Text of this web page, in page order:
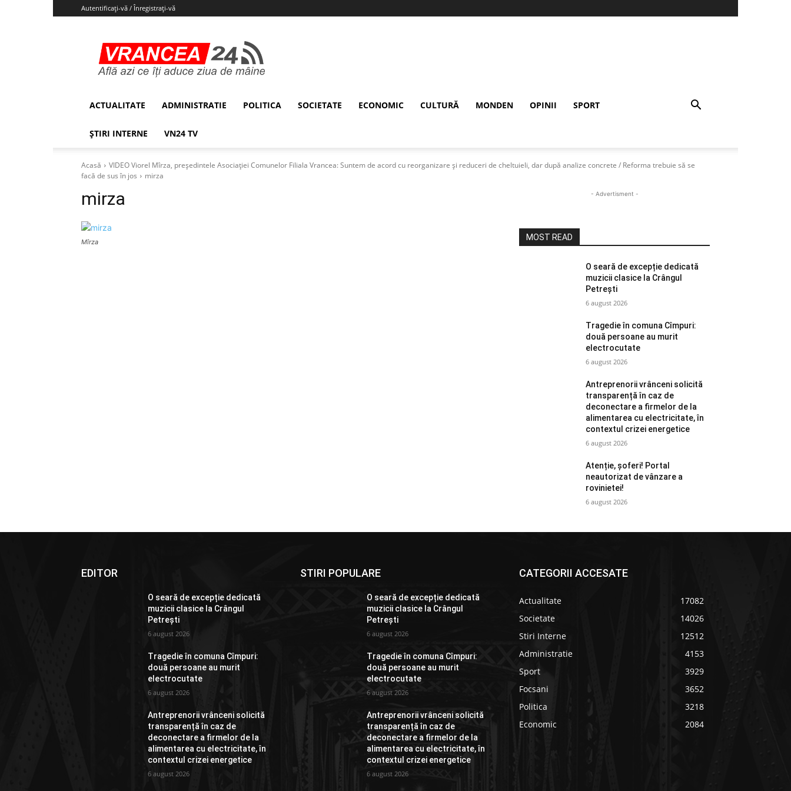
Autentificați-vă / Înregistrați-vă
ACTUALITATE ADMINISTRATIE POLITICA SOCIETATE ECONOMIC CULTURĂ MONDEN OPINII SPORT
ȘTIRI INTERNE VN24 TV
Acasă
VIDEO Viorel Mîrza, președintele Asociației Comunelor Filiala Vrancea: Suntem de acord cu reorganizare și reduceri de cheltuieli, dar după analize concrete / Reforma trebuie să se
facă de sus în jos
mirza
mirza
Mîrza
- Advertisment -
MOST READ
O seară de excepție dedicată
muzicii clasice la Crângul
Petrești
6 august 2026
Tragedie în comuna Cîmpuri:
două persoane au murit
electrocutate
6 august 2026
Antreprenorii vrânceni solicită
transparență în caz de
deconectare a firmelor de la
alimentarea cu electricitate, în
contextul crizei energetice
6 august 2026
Atenție, șoferi! Portal
neautorizat de vânzare a
rovinietei!
6 august 2026
EDITOR
O seară de excepție dedicată
muzicii clasice la Crângul
Petrești
6 august 2026
Tragedie în comuna Cîmpuri:
două persoane au murit
electrocutate
6 august 2026
Antreprenorii vrânceni solicită
transparență în caz de
deconectare a firmelor de la
alimentarea cu electricitate, în
contextul crizei energetice
6 august 2026
STIRI POPULARE
O seară de excepție dedicată
muzicii clasice la Crângul
Petrești
6 august 2026
Tragedie în comuna Cîmpuri:
două persoane au murit
electrocutate
6 august 2026
Antreprenorii vrânceni solicită
transparență în caz de
deconectare a firmelor de la
alimentarea cu electricitate, în
contextul crizei energetice
6 august 2026
CATEGORII ACCESATE
Actualitate
17082
Societate
14026
Stiri Interne
12512
Administratie
4153
Sport
3929
Focsani
3652
Politica
3218
Economic
2084